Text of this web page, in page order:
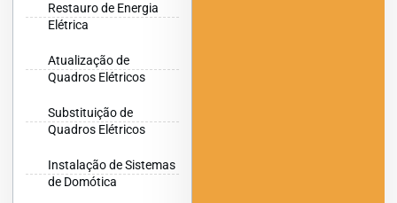
Restauro de Energia
Elétrica
Atualização de
Quadros Elétricos
Substituição de
Quadros Elétricos
Instalação de Sistemas
de Domótica